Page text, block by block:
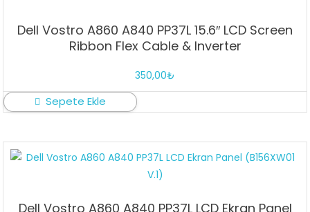
Dell Vostro A860 A840 PP37L 15.6″ LCD Screen
Ribbon Flex Cable & Inverter
350,00₺
Sepete Ekle
Dell Vostro A860 A840 PP37L LCD Ekran Panel